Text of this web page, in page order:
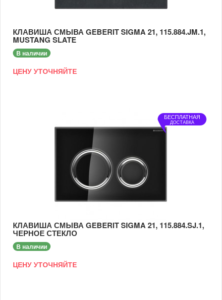
КЛАВИША СМЫВА GEBERIT SIGMA 21, 115.884.JM.1,
MUSTANG SLATE
В наличии
ЦЕНУ УТОЧНЯЙТЕ
БЕСПЛАТНАЯ
ДОСТАВКА
КЛАВИША СМЫВА GEBERIT SIGMA 21, 115.884.SJ.1,
ЧЕРНОЕ СТЕКЛО
В наличии
ЦЕНУ УТОЧНЯЙТЕ